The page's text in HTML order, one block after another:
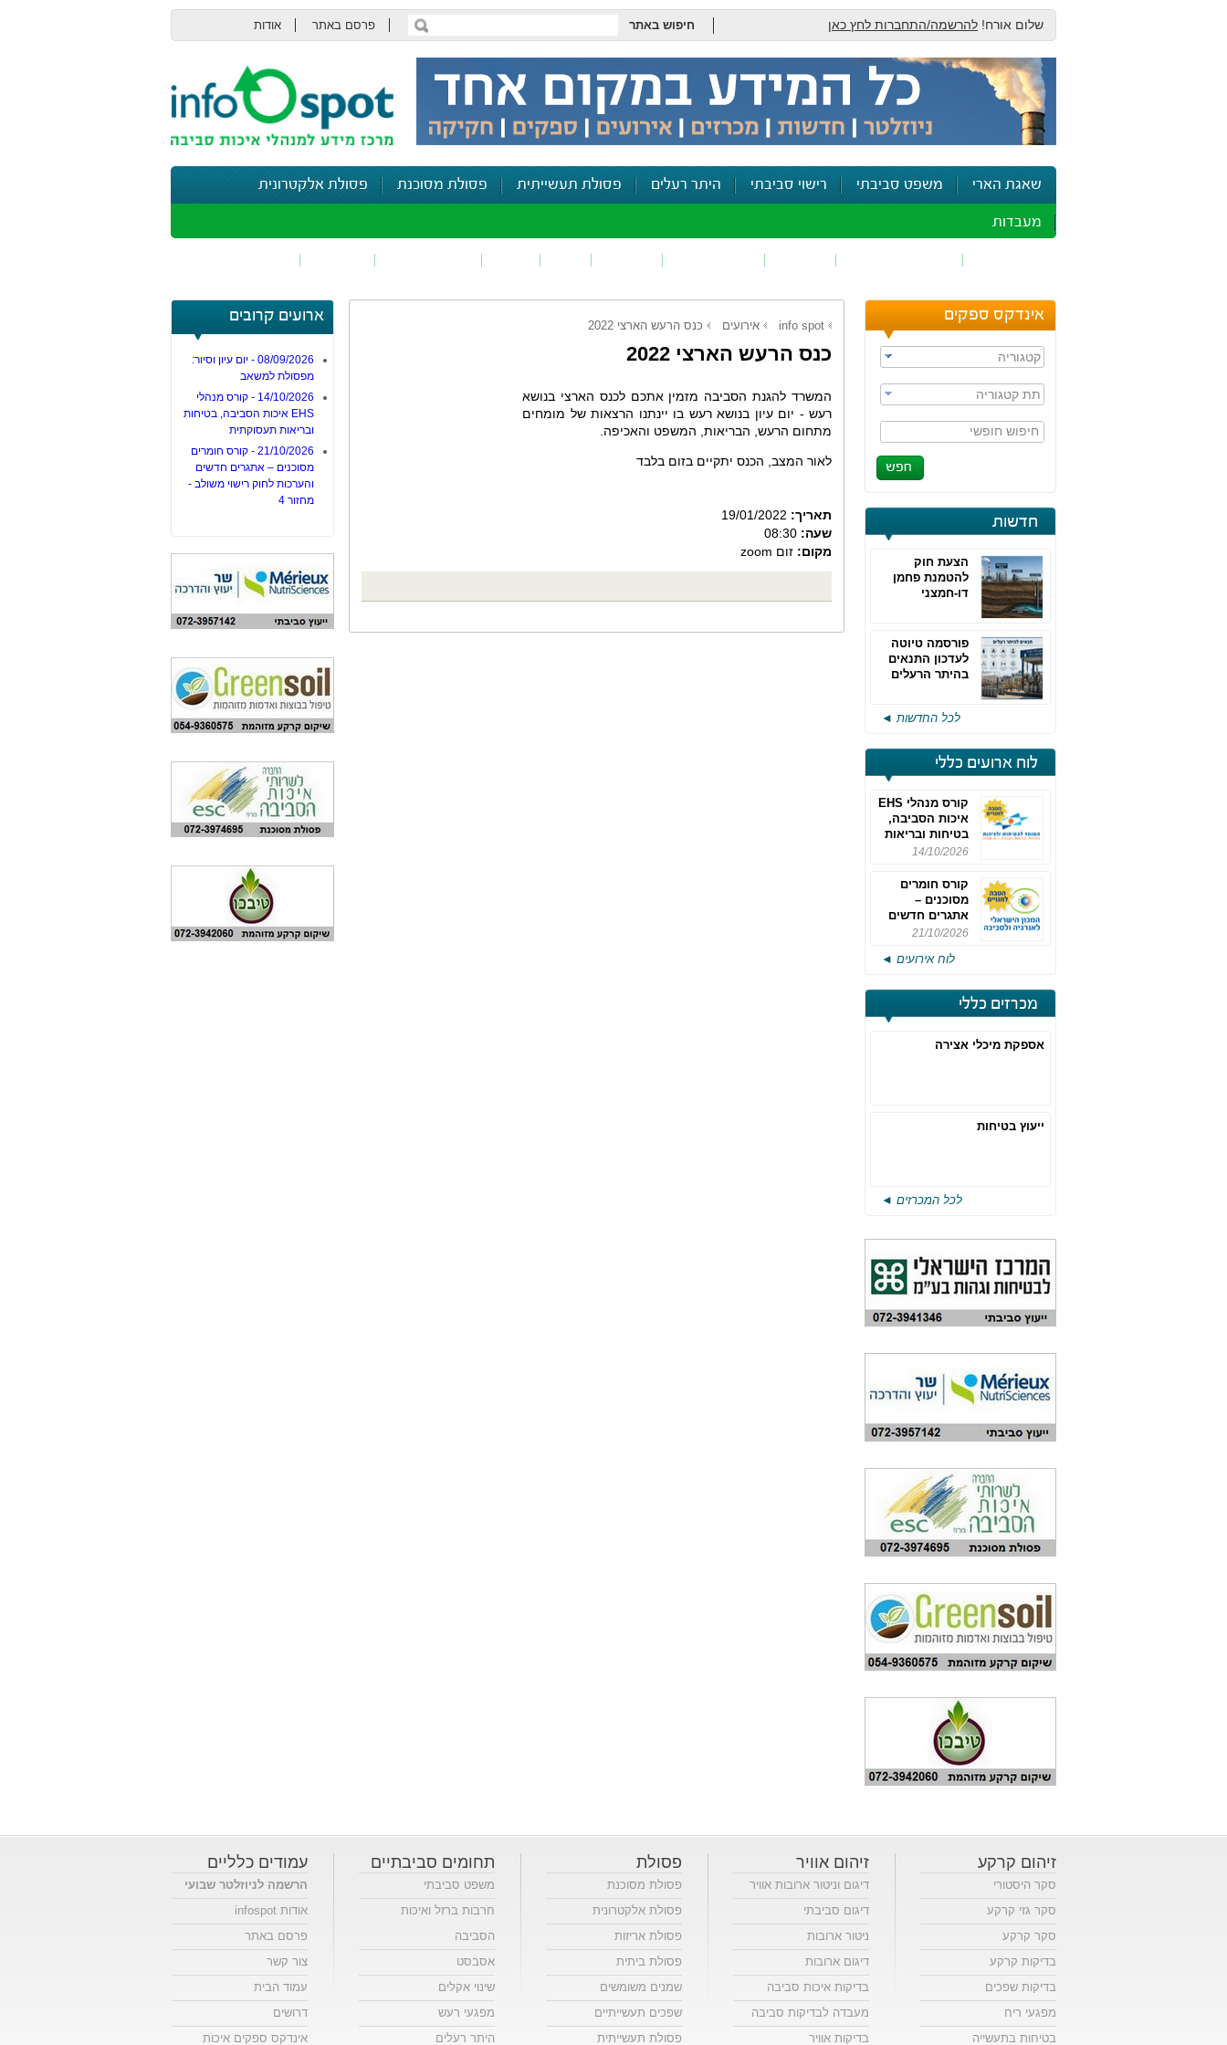
שלום אורח! להרשמה/התחברות לחץ כאן חיפוש באתר פרסם באתר אודות
שאגת הארי משפט סביבתי רישוי סביבתי היתר רעלים פסולת תעשייתית פסולת מסוכנת פסולת אלקטרונית
מעבדות
אינדקס ספקים
קטגוריה
תת קטגוריה
חיפוש חופשי
חדשות
הצעת חוק
להטמנת פחמן
דו-חמצני
פורסמה טיוטה
לעדכון התנאים
בהיתר הרעלים
לכל החדשות ◄
לוח ארועים כללי
קורס מנהלי EHS
איכות הסביבה,
בטיחות ובריאות
תעסוקתית
14/10/2026
קורס חומרים
מסוכנים –
אתגרים חדשים
והערכות לחוק
מחזור 4
21/10/2026
לוח אירועים ◄
מכרזים כללי
אספקת מיכלי אצירה
ייעוץ בטיחות
לכל המכרזים ◄
info spot אירועים כנס הרעש הארצי 2022
כנס הרעש הארצי 2022
המשרד להגנת הסביבה מזמין אתכם לכנס הארצי בנושא
רעש - יום עיון בנושא רעש בו יינתנו הרצאות של מומחים
מתחום הרעש, הבריאות, המשפט והאכיפה.
לאור המצב, הכנס יתקיים בזום בלבד
תאריך:
שעה:
מקום: זום zoom
ארועים קרובים
08/09/2026 - יום עיון וסיור:
מפסולת למשאב
14/10/2026 - קורס מנהלי
EHS איכות הסביבה, בטיחות
ובריאות תעסוקתית
21/10/2026 - קורס חומרים
מסוכנים – אתגרים חדשים
והערכות לחוק רישוי משולב -
מחזור 4
זיהום קרקע
סקר היסטורי
סקר גזי קרקע
סקר קרקע
בדיקות קרקע
בדיקות שפכים
מפגעי ריח
בטיחות בתעשייה
זיהום אוויר
דיגום וניטור ארובות אוויר
דיגום סביבתי
ניטור ארובות
דיגום ארובות
בדיקות איכות סביבה
מעבדה לבדיקות סביבה
בדיקות אוויר
פסולת
פסולת מסוכנת
פסולת אלקטרונית
פסולת אריזות
פסולת ביתית
שמנים משומשים
שפכים תעשייתיים
פסולת תעשייתית
תחומים סביבתיים
משפט סביבתי
חרבות ברזל ואיכות
הסביבה
אסבסט
שינוי אקלים
מפגעי רעש
היתר רעלים
עמודים כלליים
הרשמה לניוזלטר שבועי
אודות infospot
פרסם באתר
צור קשר
עמוד הבית
דרושים
אינדקס ספקים איכות